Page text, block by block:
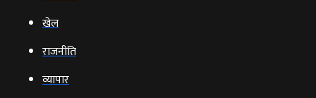
खेल
राजनीति
व्‍यापार